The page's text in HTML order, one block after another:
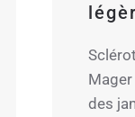
des